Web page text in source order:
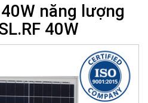
năng lượng
40W